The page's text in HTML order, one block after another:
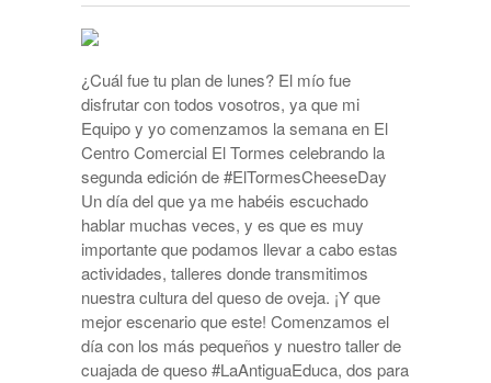
¿Cuál fue tu plan de lunes? El mío fue
disfrutar con todos vosotros, ya que mi
Equipo y yo comenzamos la semana en El
Centro Comercial El Tormes celebrando la
segunda edición de #ElTormesCheeseDay
Un día del que ya me habéis escuchado
hablar muchas veces, y es que es muy
importante que podamos llevar a cabo estas
actividades, talleres donde transmitimos
nuestra cultura del queso de oveja. ¡Y que
mejor escenario que este! Comenzamos el
día con los más pequeños y nuestro taller de
cuajada de queso #LaAntiguaEduca, dos para